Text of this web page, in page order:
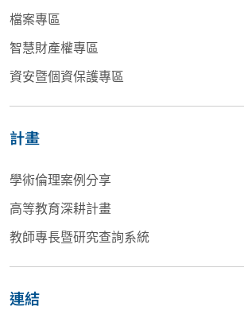
檔案專區
智慧財產權專區
資安暨個資保護專區
計畫
學術倫理案例分享
高等教育深耕計畫
教師專長暨研究查詢系統
連結